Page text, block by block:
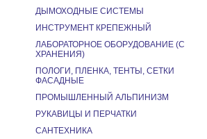
ДЫМОХОДНЫЕ СИСТЕМЫ
ИНСТРУМЕНТ КРЕПЕЖНЫЙ
ЛАБОРАТОРНОЕ ОБОРУДОВАНИЕ (С
ХРАНЕНИЯ)
ПОЛОГИ, ПЛЕНКА, ТЕНТЫ, СЕТКИ
ФАСАДНЫЕ
ПРОМЫШЛЕННЫЙ АЛЬПИНИЗМ
РУКАВИЦЫ И ПЕРЧАТКИ
САНТЕХНИКА